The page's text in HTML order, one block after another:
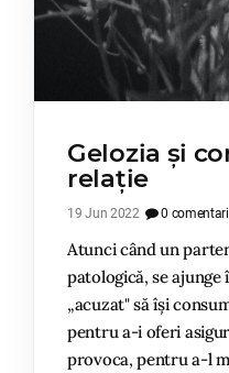
Gelozia și
relație
19 Jun 2022 0
Atunci când un
patologică, se
„acuzat" să își
pentru a-i oferi
provoca, pentru a-l